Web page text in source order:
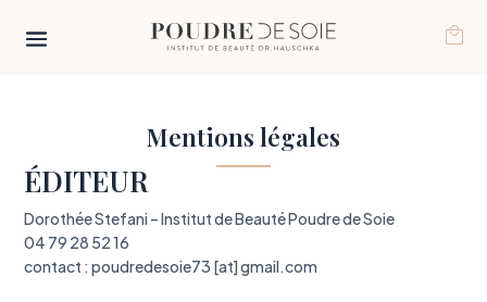
Mentions légales
ÉDITEUR
Dorothée Stefani – Institut de Beauté Poudre de Soie
04 79 28 52 16
contact : poudredesoie73 [at] gmail.com